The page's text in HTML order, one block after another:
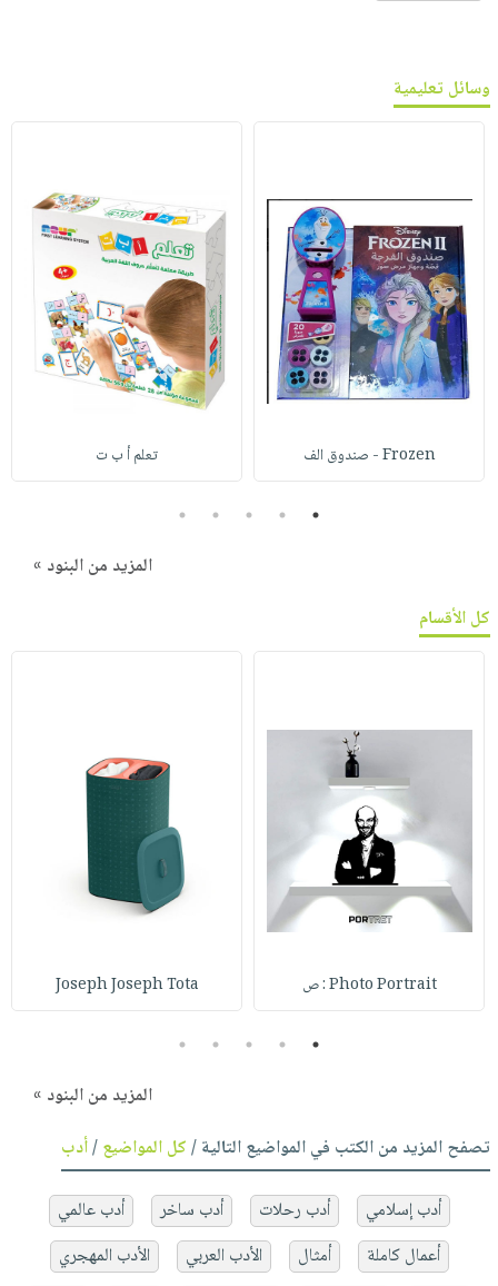
وسائل تعليمية
Frozen - صندوق الف تعلم أ ب ت
1
2
3
4
5
المزيد من البنود »
كل الأقسام
Photo Portrait : ص Joseph Joseph Tota
1
2
3
4
5
المزيد من البنود »
تصفح المزيد من الكتب في المواضيع التالية /كل المواضيع/أدب
أدب إسلامي أدب رحلات أدب ساخر
أدب عالمي
أعمال كاملة
أمثال الأدب العربي
الأدب المهجري